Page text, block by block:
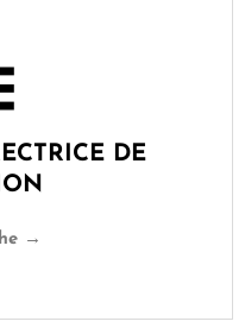
DE
→